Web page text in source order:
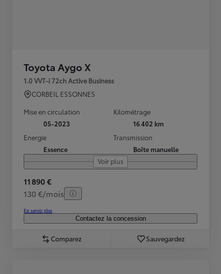
Toyota Aygo X
1.0 VVT-i 72ch Active Business
CORBEIL ESSONNES
Mise en circulation
05-2023
Kilométrage
16 402 km
Energie
Essence
Transmission
Boîte manuelle
Voir plus
11 890 €
130 €/mois
En savoir plus
Contactez la concession
Comparez Sauvegardez